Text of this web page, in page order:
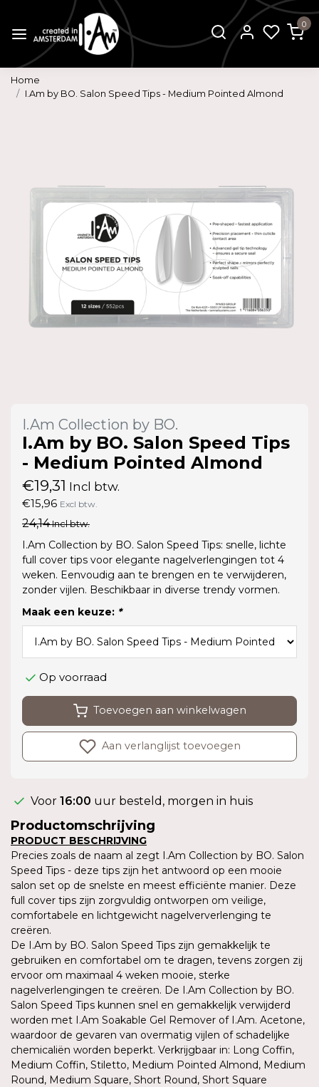
0
Home
I.Am by BO. Salon Speed Tips - Medium Pointed Almond
I.Am Collection by BO.
I.Am by BO. Salon Speed Tips
- Medium Pointed Almond
€19,31 Incl btw.
€15,96 Excl btw.
24,14Incl btw.
I.Am Collection by BO. Salon Speed Tips: snelle, lichte
full cover tips voor elegante nagelverlengingen tot 4
weken. Eenvoudig aan te brengen en te verwijderen,
zonder vijlen. Beschikbaar in diverse trendy vormen.
Maak een keuze: *
Op voorraad
Toevoegen aan winkelwagen
Aan verlanglijst toevoegen
Voor 16:00 uur besteld, morgen in huis
Productomschrijving
PRODUCT BESCHRIJVING
Precies zoals de naam al zegt I.Am Collection by BO. Salon
Speed Tips - deze tips zijn het antwoord op een mooie
salon set op de snelste en meest efficiënte manier. Deze
full cover tips zijn zorgvuldig ontworpen om veilige,
comfortabele en lichtgewicht nagelververlenging te
creëren.
De I.Am by BO. Salon Speed Tips zijn gemakkelijk te
gebruiken en comfortabel om te dragen, tevens zorgen zij
ervoor om maximaal 4 weken mooie, sterke
nagelverlengingen te creëren. De I.Am Collection by BO.
Salon Speed Tips kunnen snel en gemakkelijk verwijderd
worden met I.Am Soakable Gel Remover of I.Am. Acetone,
waardoor de gevaren van overmatig vijlen of schadelijke
chemicaliën worden beperkt. Verkrijgbaar in: Long Coffin,
Medium Coffin, Stiletto, Medium Pointed Almond, Medium
Round, Medium Square, Short Round, Short Square